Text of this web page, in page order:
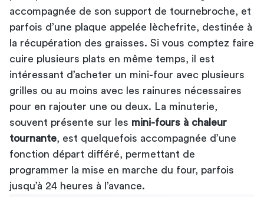
accompagnée de son support de tournebroche, et
parfois d’une plaque appelée lèchefrite, destinée à
la récupération des graisses. Si vous comptez faire
cuire plusieurs plats en même temps, il est
intéressant d’acheter un mini-four avec plusieurs
grilles ou au moins avec les rainures nécessaires
pour en rajouter une ou deux. La minuterie,
souvent présente sur les mini-fours à chaleur
tournante , est quelquefois accompagnée d’une
fonction départ différé, permettant de
programmer la mise en marche du four, parfois
jusqu’à 24 heures à l’avance.